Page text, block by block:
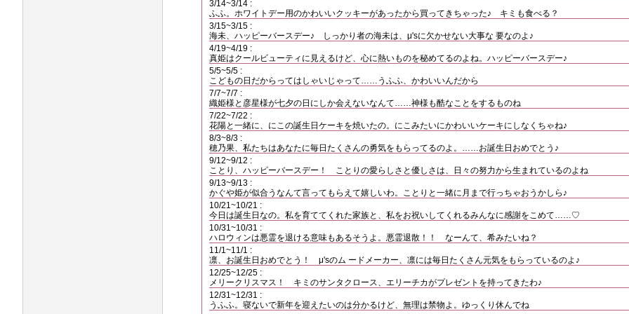
3/14~3/14 :
ふふ。ホワイトデー用のかわいいクッキーがあったから買ってきちゃった♪ キミも食べる？
3/15~3/15 :
海未、ハッピーバースデー♪ しっかり者の海未は、μ'sに欠かせない大事な 要なのよ♪
4/19~4/19 :
真姫はクールビューティに見えるけど、心に熱いものを秘めてるのよね。ハッピーバースデー♪
5/5~5/5 :
こどもの日だからってはしゃいじゃって……うふふ、かわいいんだから
7/7~7/7 :
織姫様と彦星様が七夕の日にしか会えないなんて……神様も酷なことをするものね
7/22~7/22 :
花陽と一緒に、にこの誕生日ケーキを焼いたの。にこみたいにかわいいケーキにしなくちゃね♪
8/3~8/3 :
穂乃果、私たちはあなたに毎日たくさんの勇気をもらってるのよ。……お誕生日おめでとう♪
9/12~9/12 :
ことり、ハッピーバースデー！ ことりの愛らしさと優しさは、日々の努力から生まれているのよね
9/13~9/13 :
かぐや姫が似合うなんて言ってもらえて嬉しいわ。ことりと一緒に月まで行っちゃおうかしら♪
10/21~10/21 :
今日は誕生日なの。私を育ててくれた家族と、私をお祝いしてくれるみんなに感謝をこめて……♡
10/31~10/31 :
ハロウィンは悪霊を退ける意味もあるそうよ。悪霊退散！！ なーんて、希みたいね？
11/1~11/1 :
凛、お誕生日おめでとう！ μ'sのム ードメーカー、凛には毎日たくさん元気をもらっているのよ♪
12/25~12/25 :
メリークリスマス！ キミのサンタクロース、エリーチカがプレゼントを持ってきたわ♪
12/31~12/31 :
うふふ。寝ないで新年を迎えたいのは分かるけど、無理は禁物よ。ゆっくり休んでね